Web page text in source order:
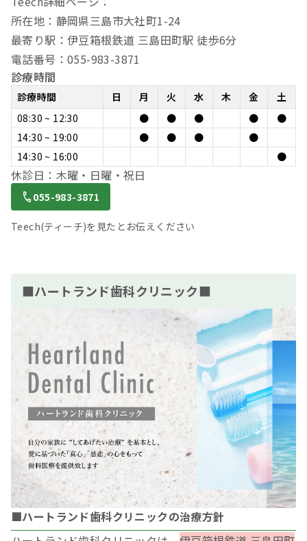
所在地：静岡県三島市大社町1-24
最寄り駅：伊豆箱根鉄道 三島田町駅 徒歩6分
電話番号：055-983-3871
診療時間
診療時間 日 月 火 水 木 金
土
08:30 ~ 12:30
● ● ● ●
●
14:30 ~ 19:00
● ● ●
●
14:30 ~ 16:00
●
休診日：木曜・日曜・祝日
055-983-3871
Teech(ティーチ)を見たとお伝えください
■ハートランド歯科クリニック■
■ハートランド歯科クリニックの治療方針